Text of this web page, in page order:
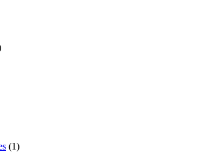
(1)